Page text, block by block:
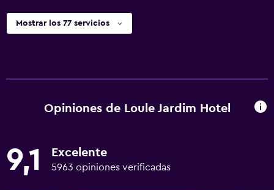
Mostrar los 77 servicios
Opiniones de Loule Jardim Hotel
9,1 Excelente
5963 opiniones verificadas